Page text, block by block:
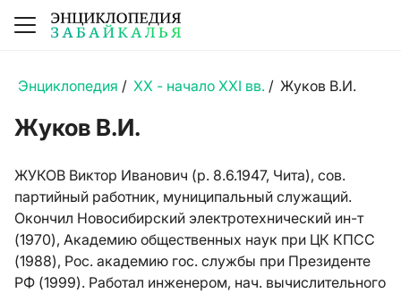
Энциклопедия / XX - начало XXI вв. / Жуков В.И.
Жуков В.И.
ЖУКОВ Виктор Иванович (р. 8.6.1947, Чита), сов.
партийный работник, муниципальный служащий.
Окончил Новосибирский электротехнический ин-т
(1970), Академию общественных наук при ЦК КПСС
(1988), Рос. академию гос. службы при Президенте
РФ (1999). Работал инженером, нач. вычислительного